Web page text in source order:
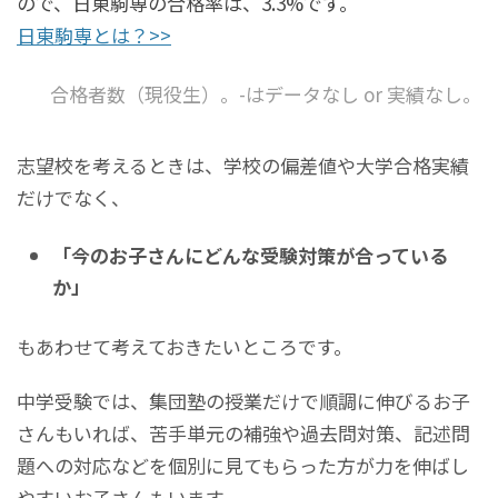
日東駒専とは？>>
合格者数（現役生）。-はデータなし or 実績なし。
志望校を考えるときは、学校の偏差値や大学合格実績
だけでなく、
「今のお子さんにどんな受験対策が合っている
か」
もあわせて考えておきたいところです。
中学受験では、集団塾の授業だけで順調に伸びるお子
さんもいれば、苦手単元の補強や過去問対策、記述問
題への対応などを個別に見てもらった方が力を伸ばし